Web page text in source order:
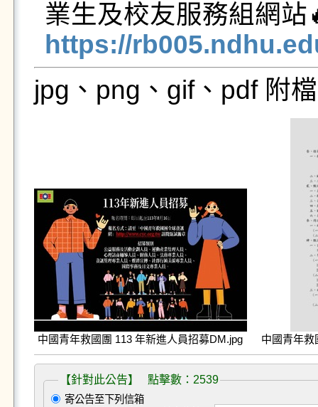
https://
jpg、png、gif、pdf 附
中國青年救國團 113 年新進人員招募DM.jpg 中國青年救
【針對此公告】 點擊數：2539
寄公告至下列信箱